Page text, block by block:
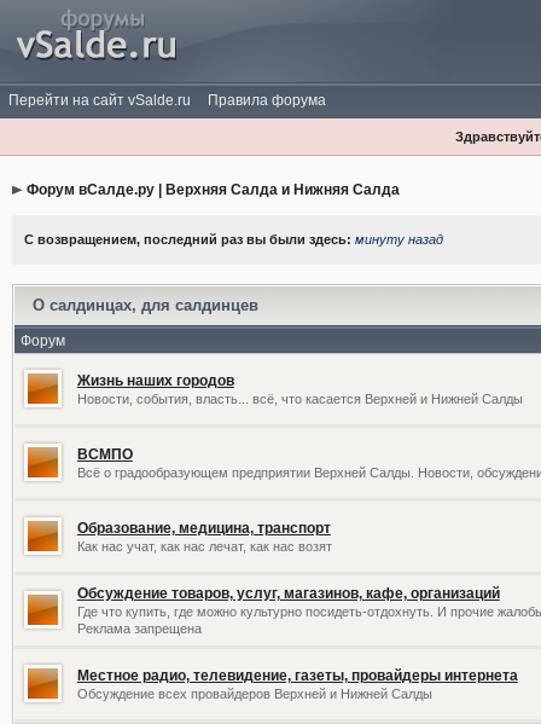
Перейти на сайт vSalde.ru Правила форума
Форум вСалде.ру | Верхняя Салда и Нижняя Салда
С возвращением, последний раз вы были здесь: минуту назад
О салдинцах, для салдинцев
Форум
Жизнь наших городов
Новости, события, власть... всё, что касается Верхней и Нижней Салды
ВСМПО
Всё о градообразующем предприятии Верхней Салды. Новости,
Образование, медицина, транспорт
Как нас учат, как нас лечат, как нас возят
Обсуждение товаров, услуг, магазинов, кафе, организаций
Где что купить, где можно культурно посидеть-отдохнуть. И прочие
Реклама запрещена
Местное радио, телевидение, газеты, провайдеры интернета
Обсуждение всех провайдеров Верхней и Нижней Салды